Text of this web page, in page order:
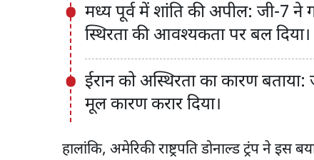
मध्य पूर्व में शांति की अपील: जी-7 ने
स्थिरता की आवश्यकता पर बल दिया।
ईरान को अस्थिरता का कारण बताया:
मूल कारण करार दिया।
हालांकि, अमेरिकी राष्ट्रपति डोनाल्ड ट्रंप ने